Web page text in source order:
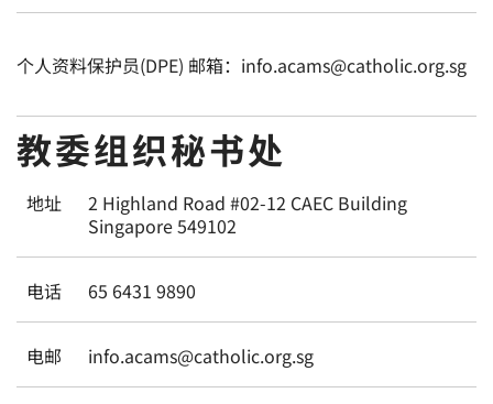
个人资料保护员(DPE) 邮箱：info.acams@catholic.org.sg
教委组织秘书处
地址
2 Highland Road #02-12 CAEC Building
Singapore 549102
电话 65 6431 9890
电邮 info.acams@catholic.org.sg